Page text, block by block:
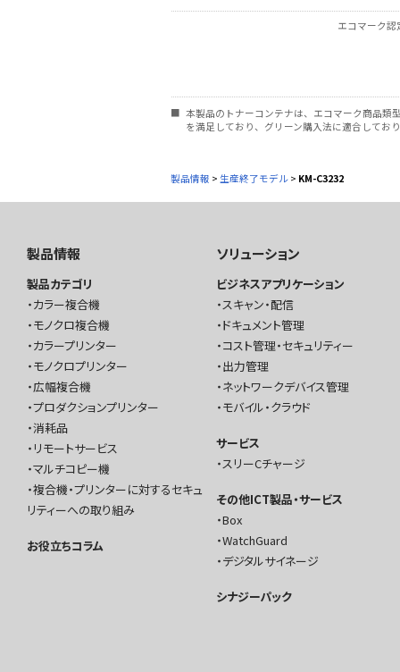
エコマーク
■ 本製品のトナーコンテナは、エコマーク商品類
を満足しており、グリーン購入法に適合してお
製品情報 > 生産終了モデル > KM-C3232
製品情報
製品カテゴリ
カラー複合機
モノクロ複合機
カラープリンター
モノクロプリンター
広幅複合機
プロダクションプリンター
消耗品
リモートサービス
マルチコピー機
複合機・プリンターに対するセキュ
リティーへの取り組み
お役立ちコラム
ソリューション
ビジネスアプリケーション
スキャン・配信
ドキュメント管理
コスト管理・セキュリティー
出力管理
ネットワークデバイス管理
モバイル・クラウド
サービス
スリーCチャージ
その他ICT製品・サービス
Box
WatchGuard
デジタルサイネージ
シナジーパック